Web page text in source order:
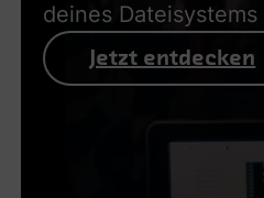
deines Dateisystems
Jetzt entdecken